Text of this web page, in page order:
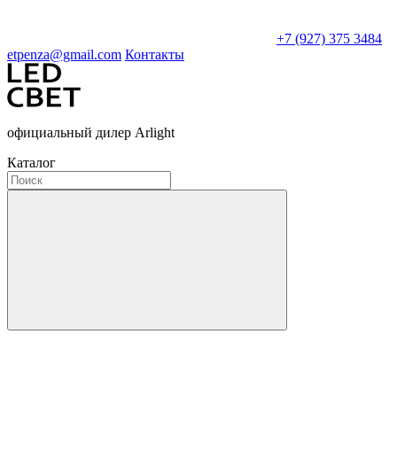
+7 (927) 375 3484
etpenza@gmail.com Контакты
официальный дилер Arlight
Каталог